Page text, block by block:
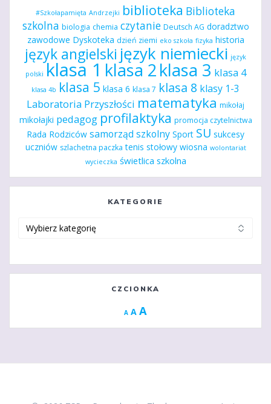
#Szkołapamięta Andrzejki biblioteka Biblioteka
szkolna biologia chemia czytanie Deutsch AG doradztwo
zawodowe Dyskoteka dzień ziemi eko szkoła fizyka historia
język angielski język niemiecki język
polski klasa 1 klasa 2klasa 3 klasa 4
klasa 4b klasa 5 klasa 6 klasa 7 klasa 8 klasy 1-3
Laboratoria Przyszłości matematyka mikołaj
mikołajki pedagog profilaktyka promocja czytelnictwa
Rada Rodziców samorząd szkolny Sport SU sukcesy
uczniów szlachetna paczka tenis stołowy wiosna wolontariat
wycieczka świetlica szkolna
KATEGORIE
CZCIONKA
A Decrease
A Reset
A